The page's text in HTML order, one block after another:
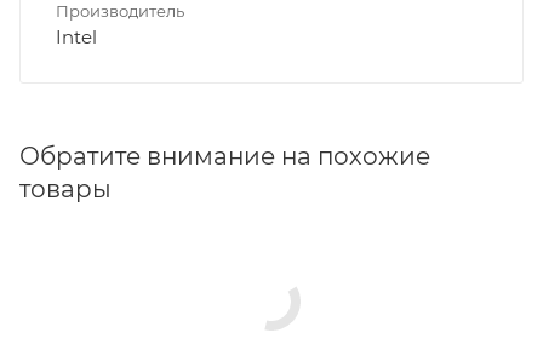
Производитель
Intel
Обратите внимание на похожие
товары